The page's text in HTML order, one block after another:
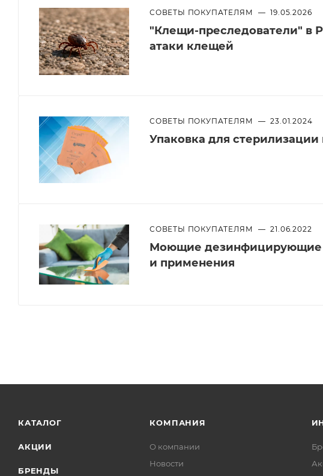
СОВЕТЫ ПОКУПАТЕЛЯМ — 19.05.2026
"Клещи-преследователи" в
атаки клещей
СОВЕТЫ ПОКУПАТЕЛЯМ — 23.01.2024
Упаковка для
СОВЕТЫ ПОКУПАТЕЛЯМ — 21.06.2022
Моющие дезинфицирующие
и применения
КАТАЛОГ
АКЦИИ
БРЕНДЫ
КОМПАНИЯ
О компании
Новости